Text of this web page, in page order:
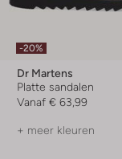
-20%
Dr Martens
Platte sandalen
Vanaf € 63,99
+ meer kleuren